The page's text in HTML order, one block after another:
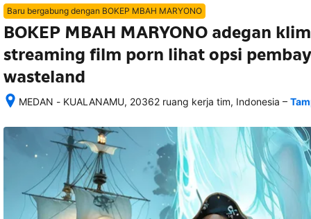
Baru bergabung dengan BOKEP MBAH MARYONO
BOKEP MBAH MARYONO adegan
streaming film porn lihat opsi
wasteland
MEDAN - KUALANAMU, 20362 ruang kerja tim, Indonesia
memesan,
semua
rincian
akomodasi
termasuk
nomor
telepon
–